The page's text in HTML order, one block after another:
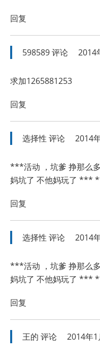
回复
598589评论 2014
求加1265881253
回复
选择性评论 2014
***活动 ，坑爹 挣那么
妈坑了 不他妈玩了 ***
回复
选择性评论 2014
***活动 ，坑爹 挣那么
妈坑了 不他妈玩了 ***
回复
王的 评论 2014年